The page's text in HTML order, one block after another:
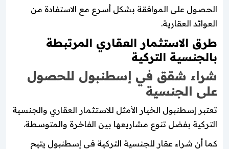
الحصول على الموافقة بشكل أسرع مع الاستفادة من
العوائد العقارية.
طرق الاستثمار العقاري المرتبطة
بالجنسية التركية
شراء شقق في إسطنبول للحصول
على الجنسية
تعتبر إسطنبول الخيار الأمثل للاستثمار العقاري والجنسية
التركية بفضل تنوع مشاريعها بين الفاخرة والمتوسطة.
كما أن شراء عقار للجنسية التركية في إسطنبول يتيح